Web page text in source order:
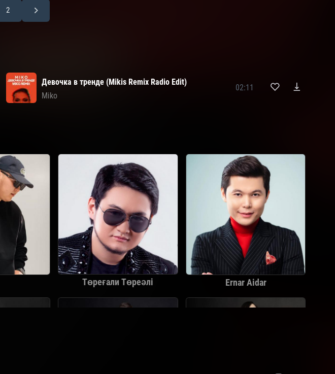
2
Девочка в тренде (Mikis Remix Radio Edit)
Miko
02:11
Төреғали Төреәлі Ernar Aidar